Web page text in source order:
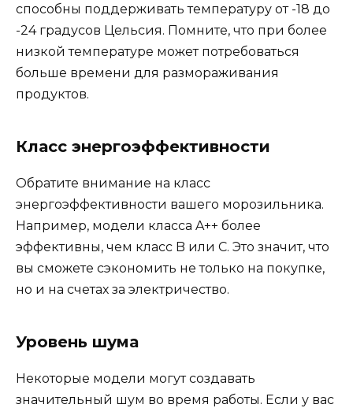
способны поддерживать температуру от -18 до
-24 градусов Цельсия. Помните, что при более
низкой температуре может потребоваться
больше времени для размораживания
продуктов.
Класс энергоэффективности
Обратите внимание на класс
энергоэффективности вашего морозильника.
Например, модели класса A++ более
эффективны, чем класс B или C. Это значит, что
вы сможете сэкономить не только на покупке,
но и на счетах за электричество.
Уровень шума
Некоторые модели могут создавать
значительный шум во время работы. Если у вас